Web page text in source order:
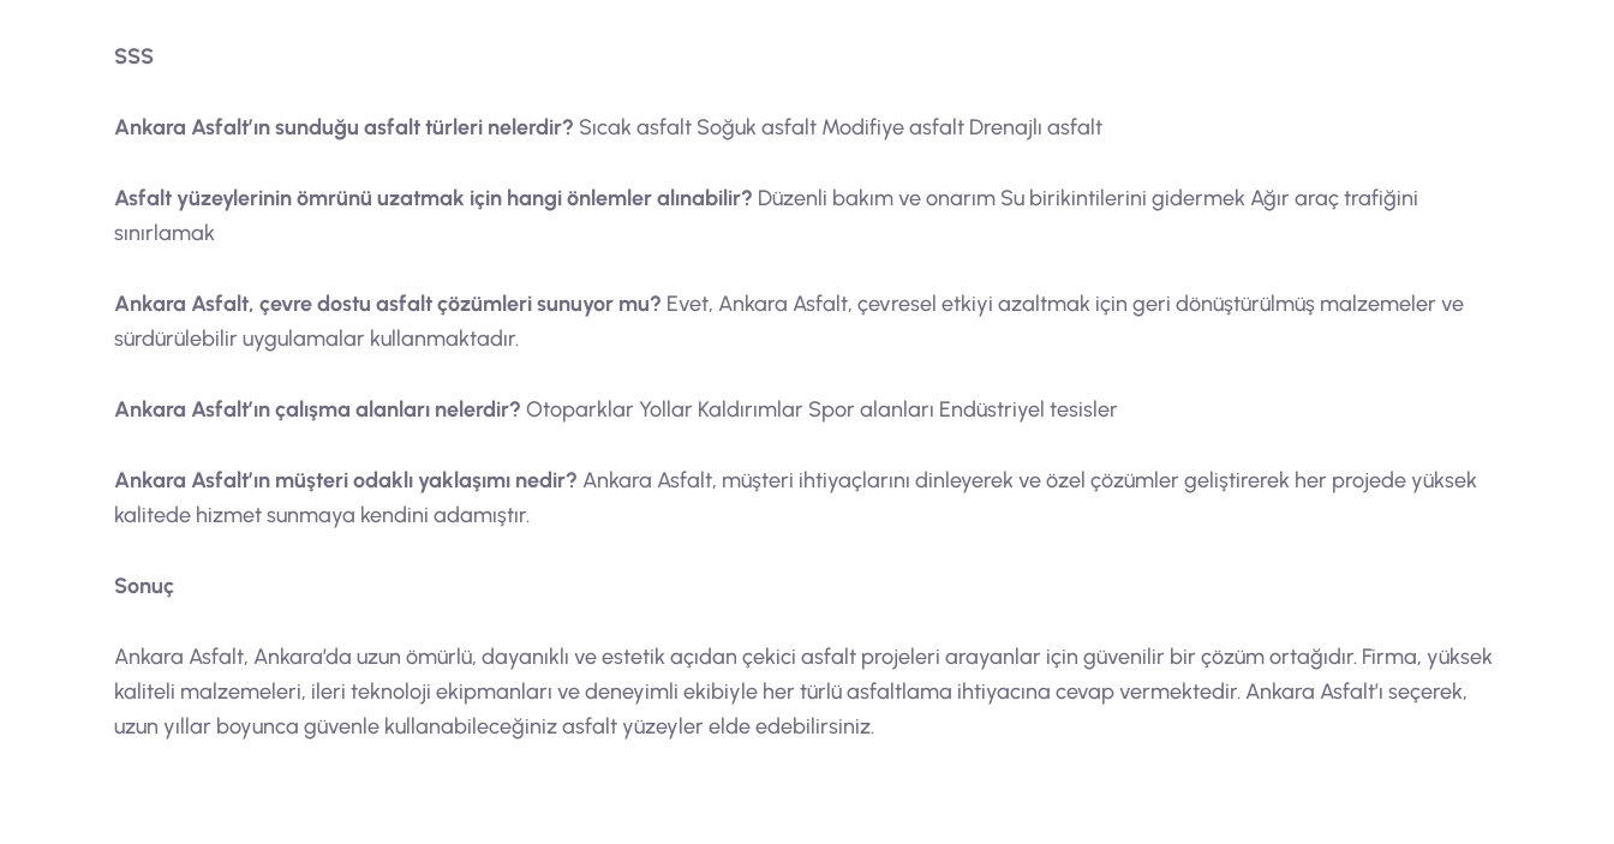
SSS
Ankara Asfalt’ın sunduğu asfalt türleri nelerdir? Sıcak asfalt Soğuk asfalt Modifiye asfalt Drenajlı asfalt
Asfalt yüzeylerinin ömrünü uzatmak için hangi önlemler alınabilir? Düzenli bakım ve onarım Su birikintilerini gidermek Ağır araç trafiğini
sınırlamak
Ankara Asfalt, çevre dostu asfalt çözümleri sunuyor mu? Evet, Ankara Asfalt, çevresel etkiyi azaltmak için geri dönüştürülmüş malzemeler ve
sürdürülebilir uygulamalar kullanmaktadır.
Ankara Asfalt’ın çalışma alanları nelerdir? Otoparklar Yollar Kaldırımlar Spor alanları Endüstriyel tesisler
Ankara Asfalt’ın müşteri odaklı yaklaşımı nedir? Ankara Asfalt, müşteri ihtiyaçlarını dinleyerek ve özel çözümler geliştirerek her projede yüksek
kalitede hizmet sunmaya kendini adamıştır.
Sonuç
Ankara Asfalt, Ankara’da uzun ömürlü, dayanıklı ve estetik açıdan çekici asfalt projeleri arayanlar için güvenilir bir çözüm ortağıdır. Firma, yüksek
kaliteli malzemeleri, ileri teknoloji ekipmanları ve deneyimli ekibiyle her türlü asfaltlama ihtiyacına cevap vermektedir. Ankara Asfalt’ı seçerek,
uzun yıllar boyunca güvenle kullanabileceğiniz asfalt yüzeyler elde edebilirsiniz.